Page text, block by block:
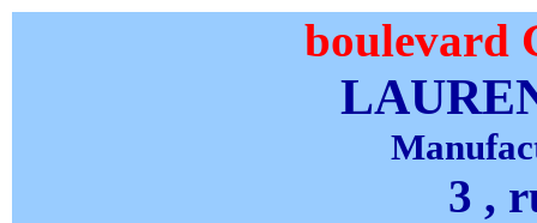
boulevard
3 ,